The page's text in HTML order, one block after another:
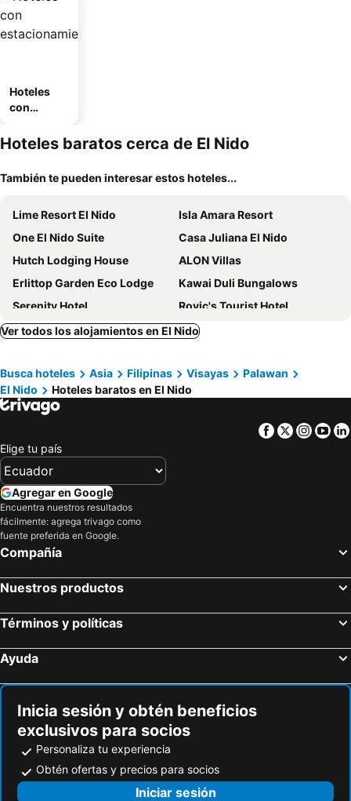
Hoteles
con
miento
Hoteles baratos cerca de El Nido
También te pueden interesar estos hoteles...
Lime Resort El Nido
Isla Amara Resort
One El Nido Suite
Casa Juliana El Nido
Hutch Lodging House
ALON Villas
Erlittop Garden Eco Lodge
Kawai Duli Bungalows
Serenity Hotel
Rovic's Tourist Hotel
El Nido Four Seasons Beach Resort
C Hotel Managed by H Hospitality Group
C DJACOB HAVEN AND TOURIST INN
Ver todos los alojamientos en El Nido
Busca hoteles Asia Filipinas Visayas
Palawan
El Nido
Hoteles baratos en El Nido
Facebook
Twitter
Elige tu país
Agregar en Google
Encuentra nuestros resultados
fácilmente: agrega trivago como
fuente preferida en Google.
Compañía
Nuestros productos
Términos y políticas
Ayuda
Inicia sesión y obtén beneficios
exclusivos para socios
Personaliza tu experiencia
Obtén ofertas y precios para socios
Iniciar sesión